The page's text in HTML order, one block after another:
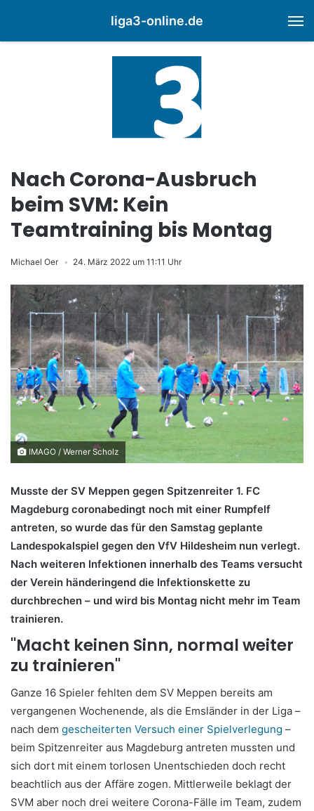
liga3-online.de
Nach Corona-Ausbruch
beim SVM: Kein
Teamtraining bis Montag
Michael Oer 24. März 2022 um 11:11 Uhr
IMAGO / Werner Scholz
Musste der SV Meppen gegen Spitzenreiter 1. FC
Magdeburg coronabedingt noch mit einer Rumpfelf
antreten, so wurde das für den Samstag geplante
Landespokalspiel gegen den VfV Hildesheim nun verlegt.
Nach weiteren Infektionen innerhalb des Teams versucht
der Verein händeringend die Infektionskette zu
durchbrechen – und wird bis Montag nicht mehr im Team
trainieren.
"Macht keinen Sinn, normal weiter
zu trainieren"
Ganze 16 Spieler fehlten dem SV Meppen bereits am
vergangenen Wochenende, als die Emsländer in der Liga –
nach dem gescheiterten Versuch einer Spielverlegung –
beim Spitzenreiter aus Magdeburg antreten mussten und
sich dort mit einem torlosen Unentschieden doch recht
beachtlich aus der Affäre zogen. Mittlerweile beklagt der
SVM aber noch drei weitere Corona-Fälle im Team, zudem